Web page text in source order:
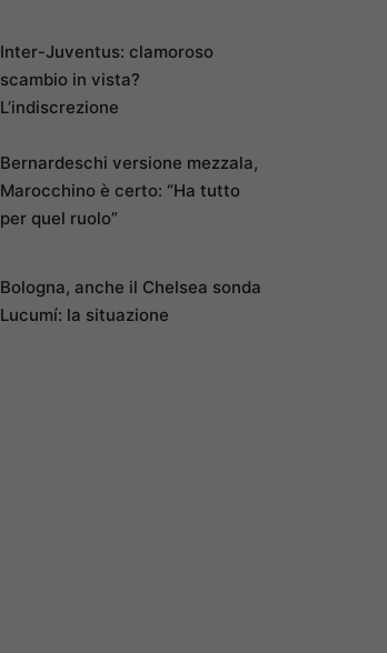
Inter-Juventus: clamoroso
scambio in vista?
L’indiscrezione
Bernardeschi versione mezzala,
Marocchino è certo: “Ha tutto
per quel ruolo”
Bologna, anche il Chelsea sonda
Lucumí: la situazione